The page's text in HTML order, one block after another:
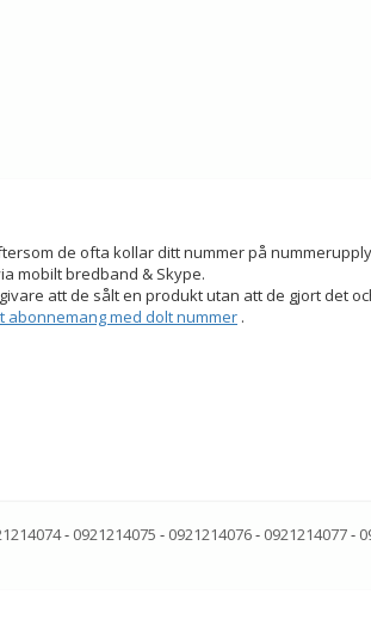
de ofta kollar ditt nummer på
mobilt bredband & Skype.
att de sålt en produkt utan att de gjort det
abonnemang med dolt nummer .
- 0921214075 - 0921214076- 0921214077-